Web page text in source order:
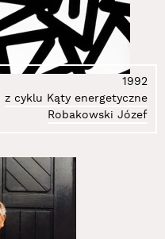
1992
z cyklu Kąty energetyczne
Robakowski Józef